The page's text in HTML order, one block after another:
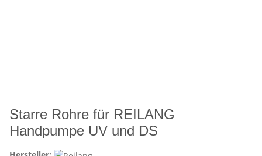
Starre Rohre für REILANG
Handpumpe UV und DS